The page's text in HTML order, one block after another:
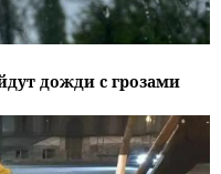
дожди с грозами